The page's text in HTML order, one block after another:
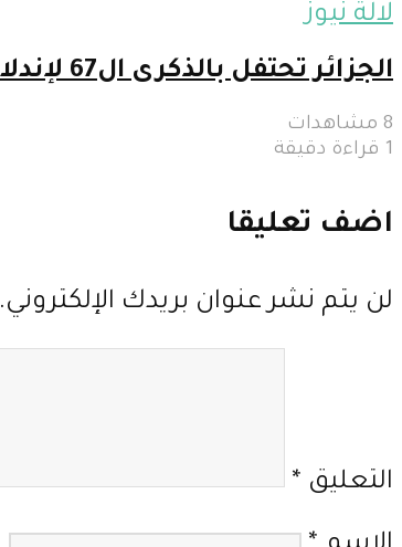
لالة نيوز
الجزائر تحتفل بالذكرى ال67 لإندلاع ثورة التحرير المجيدة
8 مشاهدات
1 قراءة دقيقة
اضف تعليقا
لن يتم نشر عنوان بريدك الإلكتروني.
التعليق *